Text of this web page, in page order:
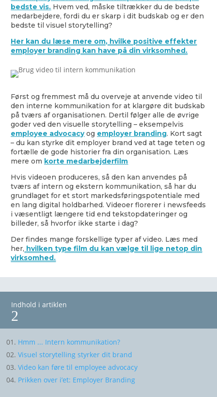
bedste vis. Hvem ved, måske tiltrækker du de bedste
medarbejdere, fordi du er skarp i dit budskab og er den
bedste til visuel storytelling?
Her kan du læse mere om, hvilke positive effekter
employer branding kan have på din virksomhed.
Først og fremmest må du overveje at anvende video til
den interne kommunikation for at klargøre dit budskab
på tværs af organisationen. Dertil følger alle de øvrige
goder ved den visuelle storytelling – eksempelvis
employee advocacyog employer branding. Kort sagt
– du kan styrke dit employer brand ved at tage teten og
fortælle de gode historier fra din organisation. Læs
mere om korte medarbejderfilm
Hvis videoen produceres, så den kan anvendes på
tværs af intern og ekstern kommunikation, så har du
grundlaget for et stort markedsføringspotentiale med
en lang digital holdbarhed. Videoer florerer i newsfeeds
i væsentligt længere tid end tekstopdateringer og
billeder, så hvorfor ikke starte i dag?
Der findes mange forskellige typer af video. Læs med
her, hvilken type film du kan vælge til lige netop din
virksomhed.
Indhold i artiklen
2
Hmm ... Intern kommunikation?
Visuel storytelling styrker dit brand
Video kan føre til employee advocacy
Prikken over i’et: Employer Branding